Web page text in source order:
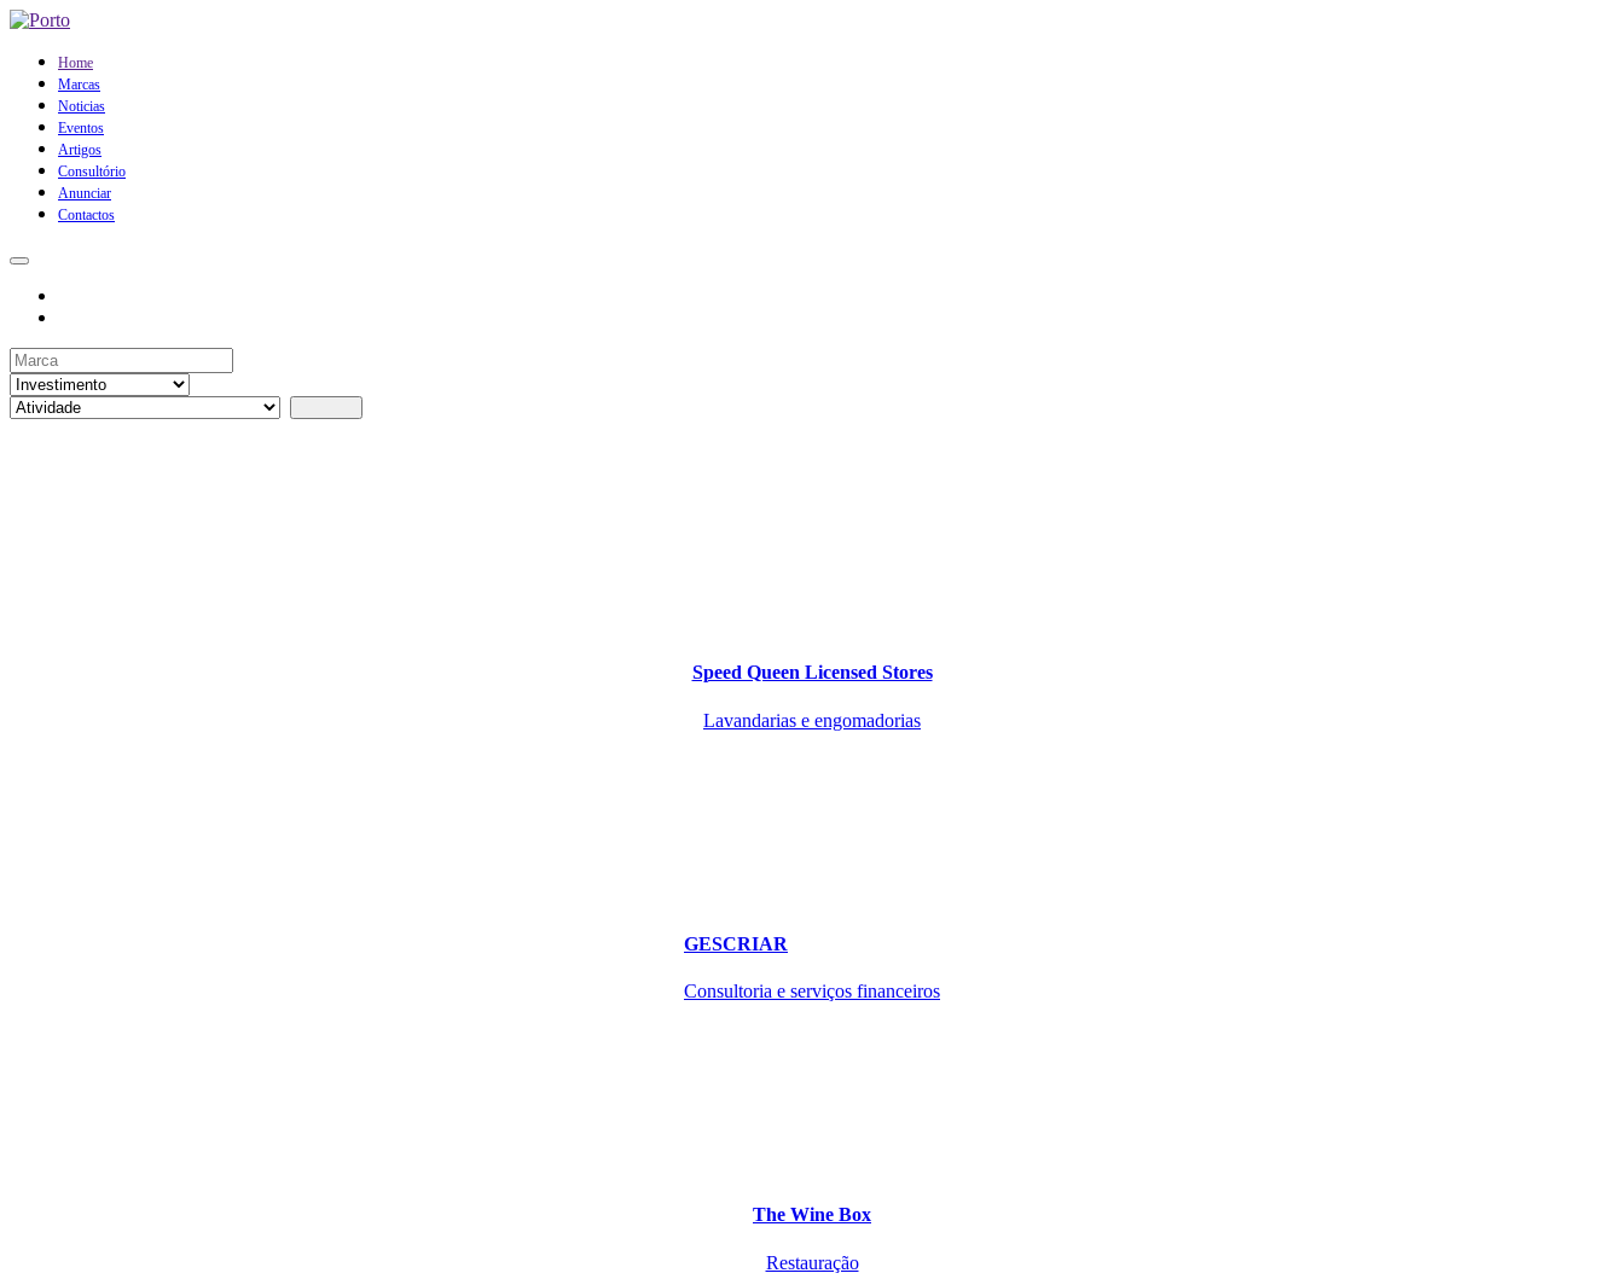
Home
Marcas
Noticias
Eventos
Artigos
Consultório
Anunciar
Contactos
Speed Queen Licensed Stores
Lavandarias e engomadorias
GESCRIAR
Consultoria e serviços financeiros
The Wine Box
Restauração